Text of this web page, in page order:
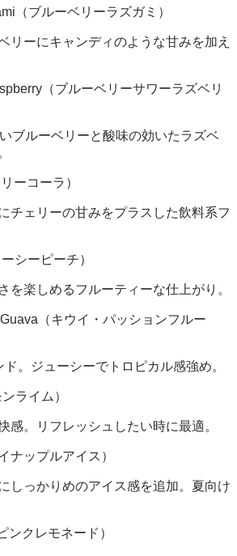
（ブルーベリーラズガミ）
リーにキャンディのような甘みを加え
（ブルーベリーサワーラズベリ
ブルーベリーと酸味の効いたラズベ
ーコーラ）
チェリーの甘みをプラスした飲料系フ
シーピーチ）
を楽しめるフルーティーな仕上がり。
（キウイ・パッションフルー
。ジューシーでトロピカル感強め。
ライム）
感。リフレッシュしたい時に最適。
ナップルアイス）
しっかりめのアイス感を追加。夏向け
ンクレモネード）